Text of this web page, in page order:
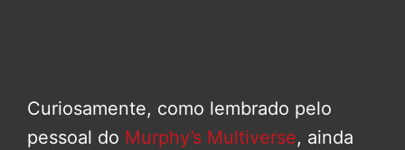
Curiosamente, como lembrado pelo
pessoal do Murphy’s Multiverse, ainda